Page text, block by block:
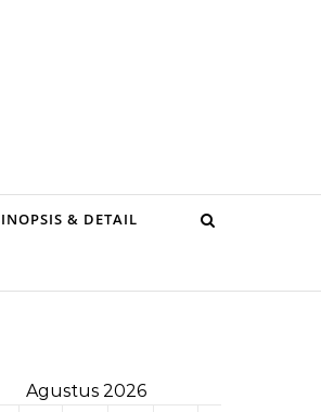
& DETAIL
Agustus 2026